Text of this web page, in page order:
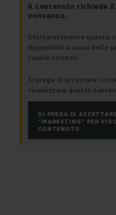
Il contenuto richiede
consenso.
Sfortunatamente questo
disponibile a causa delle
cookie correnti.
Si prega di accettare i
visualizzare questo
SI PREGA DI
"MARKETING" PER
CONTENUTO.